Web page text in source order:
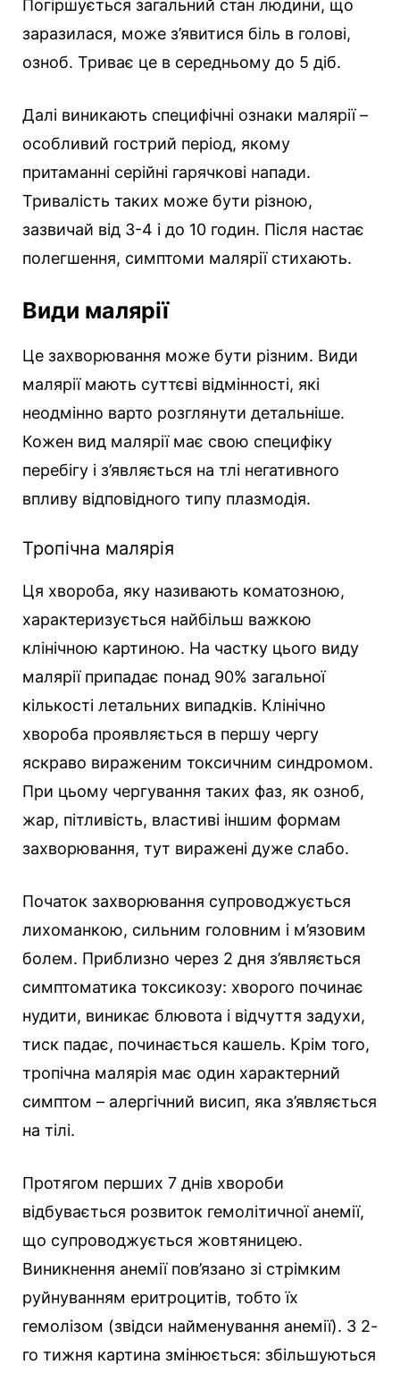
Погіршується загальний стан людини, що
заразилася, може з’явитися біль в голові,
озноб. Триває це в середньому до 5 діб.
Далі виникають специфічні ознаки малярії –
особливий гострий період, якому
притаманні серійні гарячкові напади.
Тривалість таких може бути різною,
зазвичай від 3-4 і до 10 годин. Після настає
полегшення, симптоми малярії стихають.
Види малярії
Це захворювання може бути різним. Види
малярії мають суттєві відмінності, які
неодмінно варто розглянути детальніше.
Кожен вид малярії має свою специфіку
перебігу і з’являється на тлі негативного
впливу відповідного типу плазмодія.
Тропічна малярія
Ця хвороба, яку називають коматозною,
характеризується найбільш важкою
клінічною картиною. На частку цього виду
малярії припадає понад 90% загальної
кількості летальних випадків. Клінічно
хвороба проявляється в першу чергу
яскраво вираженим токсичним синдромом.
При цьому чергування таких фаз, як озноб,
жар, пітливість, властиві іншим формам
захворювання, тут виражені дуже слабо.
Початок захворювання супроводжується
лихоманкою, сильним головним і м’язовим
болем. Приблизно через 2 дня з’являється
симптоматика токсикозу: хворого починає
нудити, виникає блювота і відчуття задухи,
тиск падає, починається кашель. Крім того,
тропічна малярія має один характерний
симптом – алергічний висип, яка з’являється
на тілі.
Протягом перших 7 днів хвороби
відбувається розвиток гемолітичної анемії,
що супроводжується жовтяницею.
Виникнення анемії пов’язано зі стрімким
руйнуванням еритроцитів, тобто їх
гемолізом (звідси найменування анемії). З 2-
го тижня картина змінюється: збільшуються